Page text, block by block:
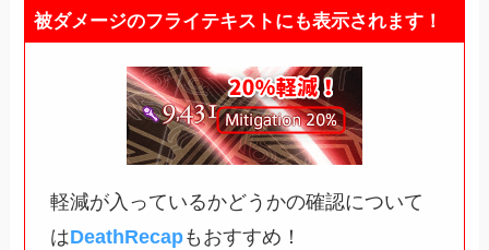
被ダメージのフライテキストにも表示されます！
軽減が入っているかどうかの確認について
はDeathRecapもおすすめ！